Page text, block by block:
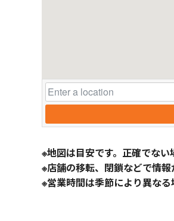
※地図は目安です。正確でない
※店舗の移転、閉鎖などで情報
※営業時間は季節により異なる